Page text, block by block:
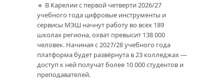
🔹 В Карелии с первой четверти 2026/27
учебного года цифровые инструменты и
сервисы МЭШ начнут работу во всех 189
школах региона, охват превысит 138 000
человек. Начиная с 2027/28 учебного года
платформа будет развёрнута в 23 колледжах —
доступ к ней получат более 10 000 студентов и
преподавателей.